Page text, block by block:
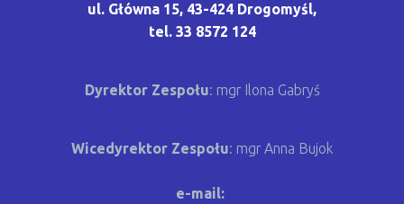
ul. Główna 15, 43-424 Drogomyśl,
tel. 33 8572 124
Dyrektor Zespołu: mgr Ilona Gabryś
Wicedyrektor Zespołu: mgr Anna Bujok
e-mail: